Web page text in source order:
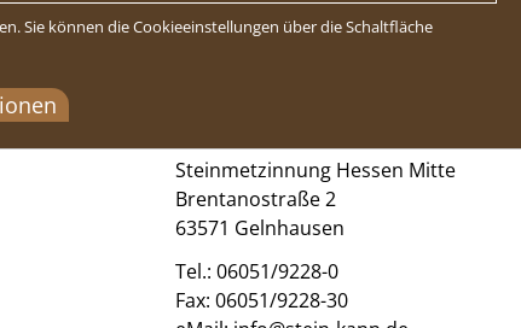
Steinmetzinnung Hessen Mitte
Brentanostraße 2
63571 Gelnhausen
Tel.:06051/9228-0
Fax: 06051/9228-30
Sie können die Cookieeinstellungen über die Schaltfläche